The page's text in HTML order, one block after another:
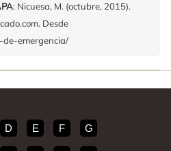
: Nicuesa, M. (octubre, 2015).
Desde
de-emergencia/
D E F G